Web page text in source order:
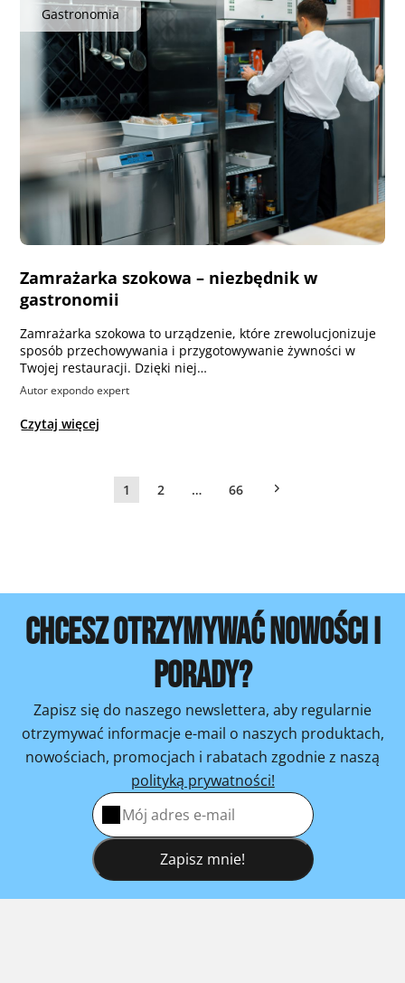
Gastronomia
Zamrażarka szokowa – niezbędnik w
gastronomii
Zamrażarka szokowa to urządzenie, które zrewolucjonizuje
sposób przechowywania i przygotowywanie żywności w
Twojej restauracji. Dzięki niej…
Autor expondo expert
Czytaj więcej
1 2 … 66
CHCESZ OTRZYMYWAĆ NOWOŚCI I
PORADY?
Zapisz się do naszego newslettera, aby regularnie
otrzymywać informacje e-mail o naszych produktach,
nowościach, promocjach i rabatach zgodnie z naszą
polityką prywatności!
Zapisz mnie!